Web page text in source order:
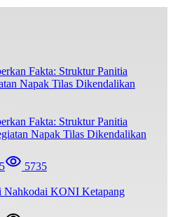
Fakta: Struktur Panitia
Napak Tilas Dikendalikan
5735
Nahkodai KONI Ketapang